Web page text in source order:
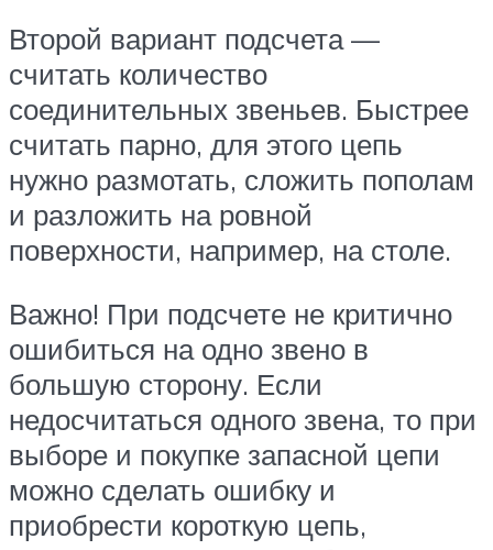
Второй вариант подсчета —
считать количество
соединительных звеньев. Быстрее
считать парно, для этого цепь
нужно размотать, сложить пополам
и разложить на ровной
поверхности, например, на столе.
Важно! При подсчете не критично
ошибиться на одно звено в
большую сторону. Если
недосчитаться одного звена, то при
выборе и покупке запасной цепи
можно сделать ошибку и
приобрести короткую цепь,